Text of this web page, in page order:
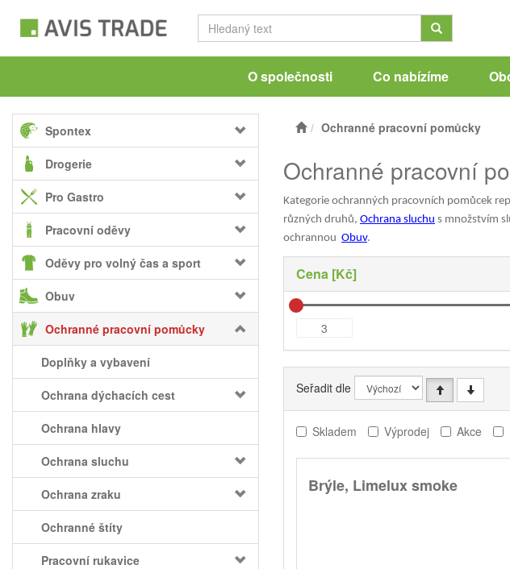
O společnosti Co nabízíme
Spontex
Drogerie
Pro Gastro
Pracovní oděvy
Oděvy pro volný čas a sport
Obuv
Ochranné pracovní pomůcky
Doplňky a vybavení
Ochrana dýchacích cest
Ochrana hlavy
Ochrana sluchu
Ochrana zraku
Ochranné štíty
Pracovní rukavice
Ochranné pracovní pomůcky
Ochranné pracovní
Kategorie ochranných pracovních pomůcek
různých druhů, Ochrana sluchu s množstvím
ochrannou Obuv.
Cena [Kč]
Seřadit dle
Skladem Výprodej Akce
Brýle, Limelux smoke